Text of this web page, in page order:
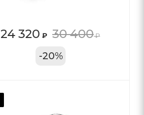
24 320 ₽ 30 400₽
-20%